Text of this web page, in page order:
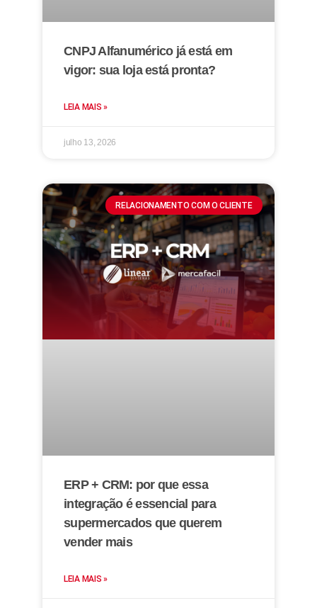
CNPJ Alfanumérico já está em
vigor: sua loja está pronta?
LEIA MAIS »
julho 13, 2026
RELACIONAMENTO COM O CLIENTE
ERP + CRM: por que essa
integração é essencial para
supermercados que querem
vender mais
LEIA MAIS »